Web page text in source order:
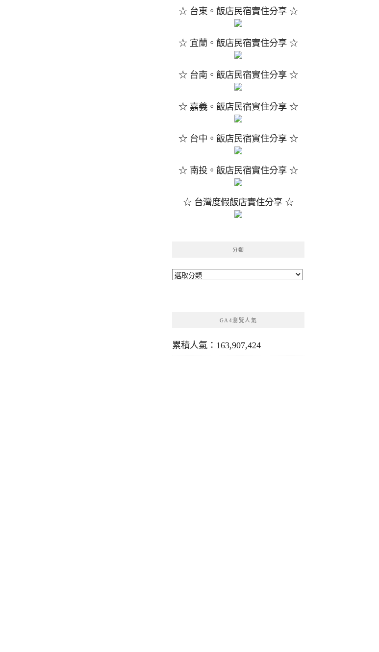
☆ 台東。飯店民宿實住分享 ☆
☆ 宜蘭。飯店民宿實住分享 ☆
☆ 台南。飯店民宿實住分享 ☆
☆ 嘉義。飯店民宿實住分享 ☆
☆ 台中。飯店民宿實住分享 ☆
☆ 南投。飯店民宿實住分享 ☆
☆ 台灣度假飯店實住分享 ☆
分類
分
GA4瀏覽人氣
累積人氣：163,907,424